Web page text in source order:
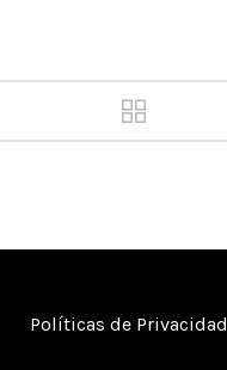
Políticas de Privacidad